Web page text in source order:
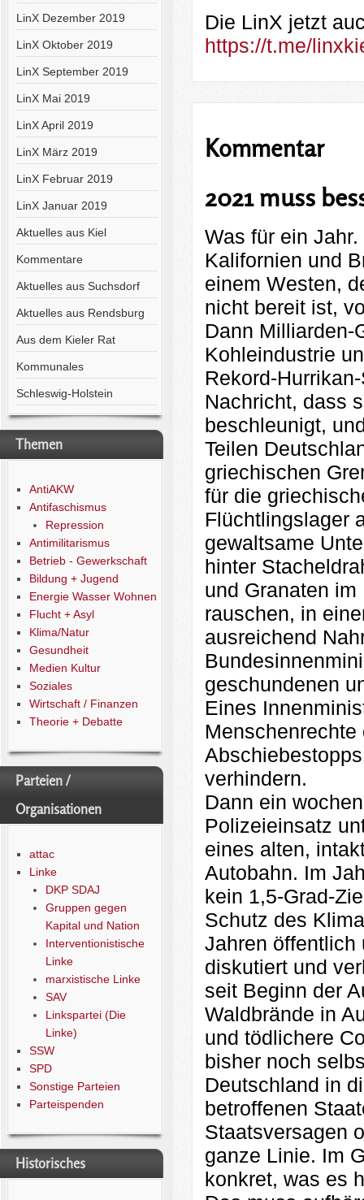
LinX Dezember 2019
LinX Oktober 2019
LinX September 2019
LinX Mai 2019
LinX April 2019
LinX März 2019
LinX Februar 2019
LinX Januar 2019
Aktuelles aus Kiel
Kommentare
Aktuelles aus Suchsdorf
Aktuelles aus Rendsburg
Aus dem Kieler Rat
Kommunales
Schleswig-Holstein
Themen
AntiAKW
Antifaschismus
Repression
Antimilitarismus
Betrieb - Gewerkschaft
Bildung + Jugend
Energie Wasser Wohnen
Flucht + Asyl
Klima/Natur
Gesundheit
Medien Kultur
Soziales
Wirtschaft / Finanzen
Theorie + Debatte
Parteien /
Organisationen
attac
Linke
DKP SDAJ
Gruppen gegen
Kapital und Nation
Interventionistische
Linke
marxistische Linke
SAV
Linkspartei (Die
Linke)
SSW
SPD
Sonstige Parteien
Parteispenden
Historisches
Die LinX jetzt
https://t.me/
Kommentar
2021 muss
Was für ein
Kalifornien und
einem Westen,
nicht bereit ist,
Dann Milliarden-
Kohleindustrie
Rekord-
Nachricht, dass
beschleunigt,
Teilen
griechischen
für die
Flüchtlingslager
gewaltsame
hinter
und Granaten
rauschen, in
ausreichend
geschundenen
Eines
verhindern.
Dann ein
Polizeieinsatz
eines alten,
Autobahn. Im
kein 1,5-Grad-
Schutz des
Jahren öffentlich
diskutiert und
seit Beginn der
Waldbrände in
und tödlichere
bisher noch
Deutschland in
betroffenen
Staatsversagen
ganze Linie. Im
konkret, was es